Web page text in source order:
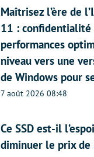
Maîtrisez l’ère de
11 : confidentialité
performances
niveau vers une
de Windows pour
7 août 2026 08:48
Ce SSD est-il
diminuer le prix de